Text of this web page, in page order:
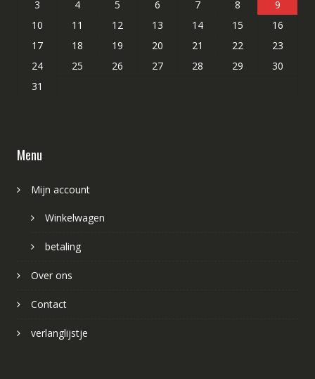
3
4 5 6 7 8
9
10
11 12 13 14 15
16
17
18 19 20 21 22
23
24
25 26 27 28 29
30
31
Menu
Mijn account
Winkelwagen
betaling
Over ons
Contact
verlanglijstje